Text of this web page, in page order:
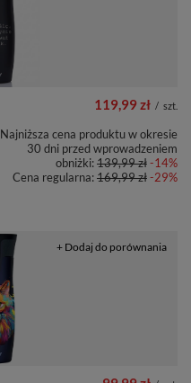
119,99 zł / szt.
Najniższa cena produktu w okresie
30 dni przed wprowadzeniem
obniżki:139,99 zł-14%
Cena regularna:169,99 zł-29%
+ Dodaj do porównania